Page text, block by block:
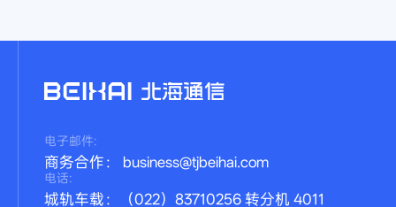
电子邮件:
商务合作： business@tjbeihai.com
电话:
城轨车载：（022）83710256 转分机 4011